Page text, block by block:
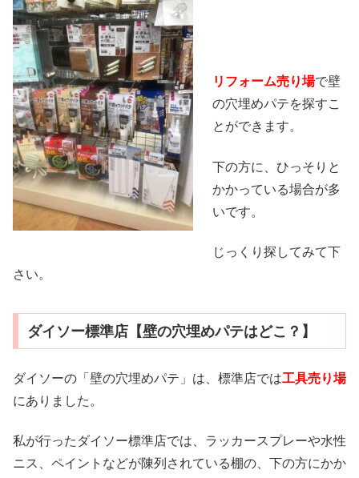
リフォーム売り場で壁
の穴埋めパテを探すこ
とができます。
下の方に、ひっそりと
かかっている場合が多
いです。
じっくり探してみて下
さい。
ダイソー標準店【壁の穴埋めパテはどこ？】
ダイソーの「壁の穴埋めパテ」は、標準店では工具売り場
にありました。
私が行ったダイソー標準店では、ラッカースプレーや水性
ニス、ペイントなどが陳列されている棚の、下の方にかか